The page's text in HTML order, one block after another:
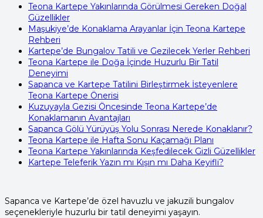
Teona Kartepe Yakınlarında Görülmesi Gereken Doğal
Güzellikler
Maşukiye’de Konaklama Arayanlar İçin Teona Kartepe
Rehberi
Kartepe’de Bungalov Tatili ve Gezilecek Yerler Rehberi
Teona Kartepe ile Doğa İçinde Huzurlu Bir Tatil
Deneyimi
Sapanca ve Kartepe Tatilini Birleştirmek İsteyenlere
Teona Kartepe Önerisi
Kuzuyayla Gezisi Öncesinde Teona Kartepe’de
Konaklamanın Avantajları
Sapanca Gölü Yürüyüş Yolu Sonrası Nerede Konaklanır?
Teona Kartepe ile Hafta Sonu Kaçamağı Planı
Teona Kartepe Yakınlarında Keşfedilecek Gizli Güzellikler
Kartepe Teleferik Yazın mı Kışın mı Daha Keyifli?
Sapanca ve Kartepe’de özel havuzlu ve jakuzili bungalov
seçenekleriyle huzurlu bir tatil deneyimi yaşayın.